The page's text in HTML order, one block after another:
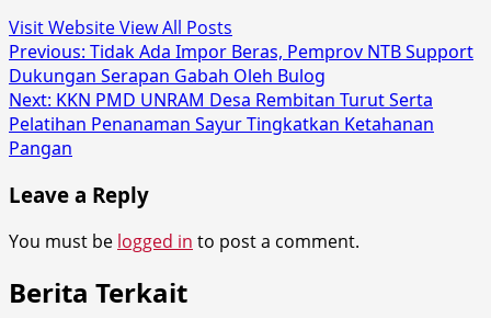
Visit WebsiteView All Posts
Post
navigation
Previous: Tidak Ada Impor Beras, Pemprov NTB Support
Dukungan Serapan Gabah Oleh Bulog
Next: KKN PMD UNRAM Desa Rembitan Turut Serta
Pelatihan Penanaman Sayur Tingkatkan Ketahanan
Pangan
Leave a Reply
You must be logged in to post a comment.
Berita Terkait